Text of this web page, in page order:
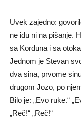
Uvek zajedno:
ne idu ni na pišanje.
sa Korduna i sa
Jednom je Stevan
dva sina, prvome
drugom Jozo, po
Bilo je: „Evo ruke.“
„Reč!“ „Reč!“